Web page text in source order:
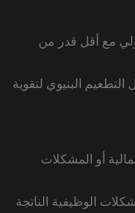
مع أقل قدر من
البنيوي لتقوية
أو المشكلات
الوظيفية الناتجة